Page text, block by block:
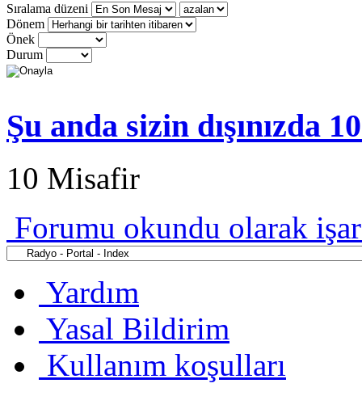
Sıralama düzeni
Dönem
Önek
Durum
Şu anda sizin dışınızda
10 Misafir
Forumu okundu olarak
Yardım
Yasal Bildirim
Kullanım koşulları